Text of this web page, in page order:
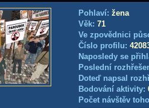
Pohlaví: žena
Věk: 71
Ve zpovědnici
Číslo profilu:
Naposledy se
Poslední
Doteď napsal
Bodování aktivity:
Počet návštěv